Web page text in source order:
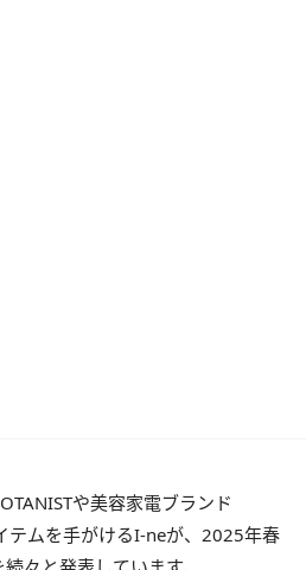
や美容家電ブランド
テムを手がけるI-neが、2025年春